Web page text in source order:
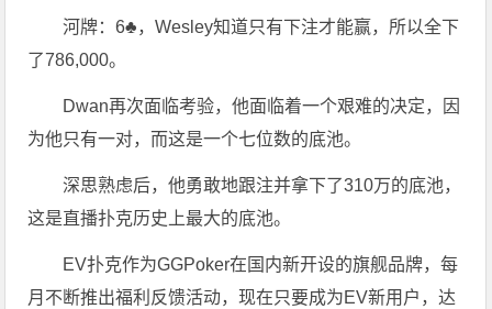
河牌：6♣，Wesley知道只有下注才能赢，所以全下
了786,000。
Dwan再次面临考验，他面临着一个艰难的决定，因
为他只有一对，而这是一个七位数的底池。
深思熟虑后，他勇敢地跟注并拿下了310万的底池，
这是直播扑克历史上最大的底池。
EV扑克作为GGPoker在国内新开设的旗舰品牌，每
月不断推出福利反馈活动，现在只要成为EV新用户，达